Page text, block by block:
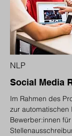
NLP
Social Media
Im Rahmen des
zur automatischen
Bewerber:innen für